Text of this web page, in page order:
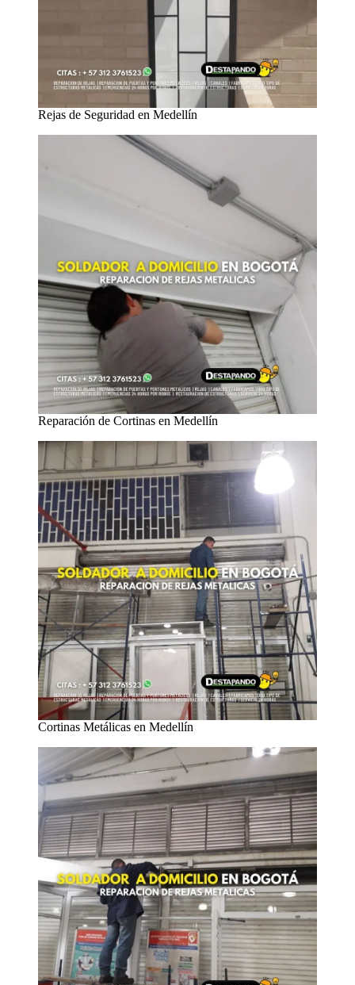
Rejas de Seguridad en Medellín
Reparación de Cortinas en Medellín
Cortinas Metálicas en Medellín